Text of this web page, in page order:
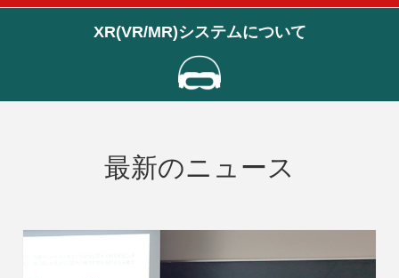
XR(VR/MR)システムについて
最新のニュース